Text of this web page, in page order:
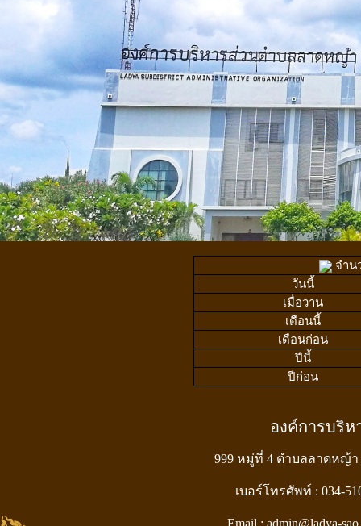
จำน
วันนี้
เมื่อวาน
เดือนนี้
เดือนก่อน
ปีนี้
ปีก่อน
องค์การบริ
999 หมู่ที่ 4 ตำบลลาดหญ้า
เบอร์โทรศัพท์ : 034-
Email : admin@ladya-